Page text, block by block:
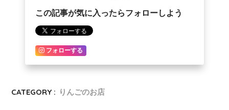
この記事が気に入ったらフォローしよう
フォローする
CATEGORY : りんごのお店